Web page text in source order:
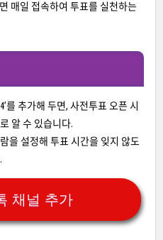
매일 접속하여 투표를 실천하는
를 추가해 두면, 사전투표 오픈 시
알 수 있습니다.
을 설정해 투표 시간을 잊지 않도
채널 추가